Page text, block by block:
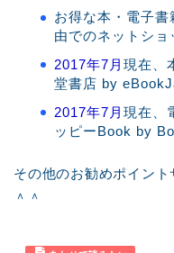
お得な本・電子
由でのネットショ
2017年7月 現在、
堂書店 by
2017年7月 現在、
ッピーBook by
その他のお勧めポイン
＾＾